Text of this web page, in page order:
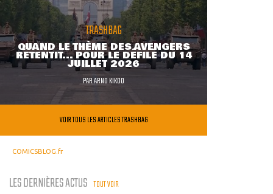
TRASHBAG
QUAND LE THÈME DES AVENGERS
RETENTIT... POUR LE DÉFILÉ DU 14
JUILLET 2026
PARARNO KIKOO
VOIR TOUS LES ARTICLES TRASHBAG
COMICSBLOG.fr
LES DERNIÈRES ACTUS TOUT VOIR